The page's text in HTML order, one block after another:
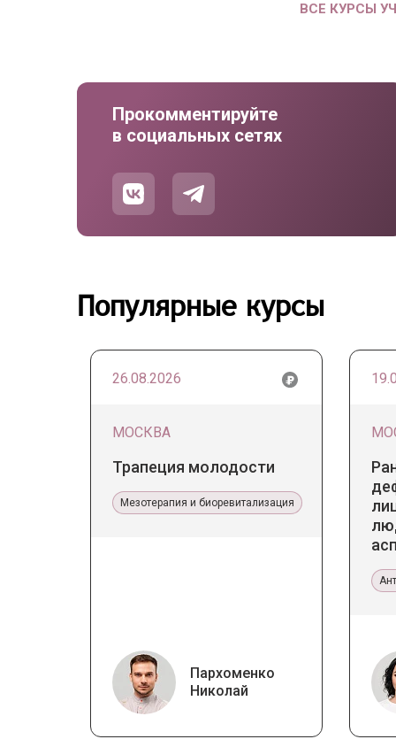
ВСЕ КУРСЫ
Прокомментируйте
в социальных сетях
Популярные курсы
26.08.2026
МОСКВА
Трапеция молодости
Мезотерапия и биоревитализация
Пархоменко
Николай